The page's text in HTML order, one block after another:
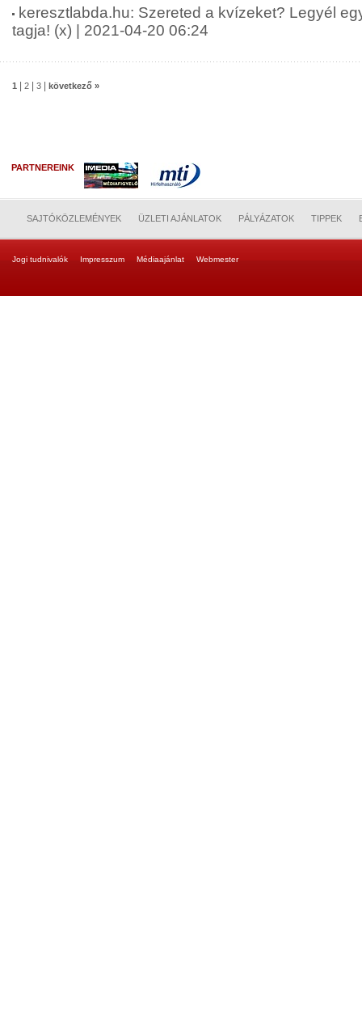
keresztlabda.hu: Szereted a kvízeket? Legyél
tagja! (x) | 2021-04-20 06:24
1 2 3 következő »
PARTNEREINK
SAJTÓKÖZLEMÉNYEK ÜZLETI AJÁNLATOK PÁLYÁZATOK TIPPEK
Jogi tudnivalók Impresszum Médiaajánlat Webmester